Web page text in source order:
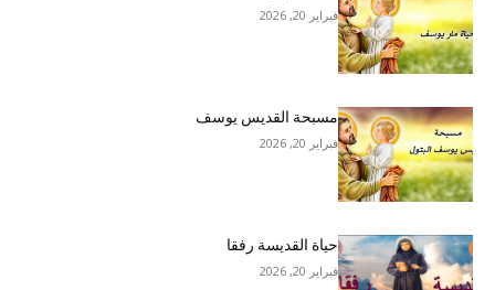
فبراير 20, 2026
مسبحة القديس يوسف
فبراير 20, 2026
حياة القديسة رفقا
فبراير 20, 2026